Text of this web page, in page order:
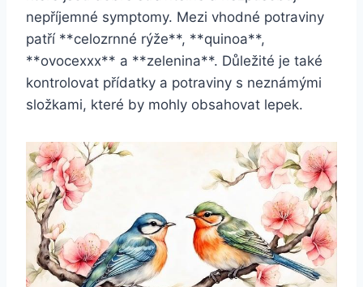
nepříjemné symptomy. Mezi vhodné potraviny
patří **celozrnné rýže**, **quinoa**,
**ovocexxx** a **zelenina**. Důležité je také
kontrolovat přídatky a potraviny s neznámými
složkami, které by mohly obsahovat lepek.